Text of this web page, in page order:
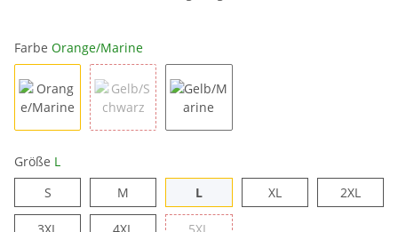
Farbe Orange/Marine
Größe L
SS M LL XL 2XL